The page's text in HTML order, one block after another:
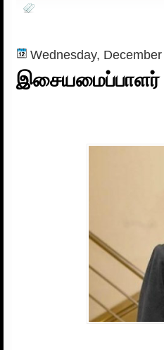
Wednesday,
இசையமைப்பாளர்